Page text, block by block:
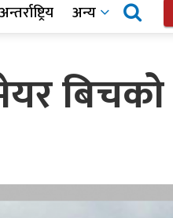
अन्तर्राष्ट्रिय अन्य
बिचको